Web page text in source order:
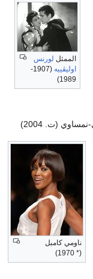
كاتي پرايس
(* 1978)